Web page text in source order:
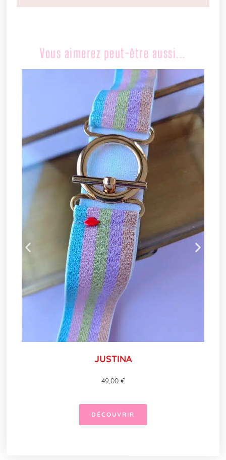
Vous aimerez peut-être aussi...
JUSTINA
49,00 €
DÉCOUVRIR